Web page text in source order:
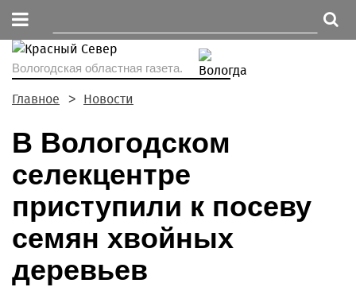
Вологодская областная газета.
Главное Новости
В Вологодском
селекцентре
приступили к посеву
семян хвойных
деревьев